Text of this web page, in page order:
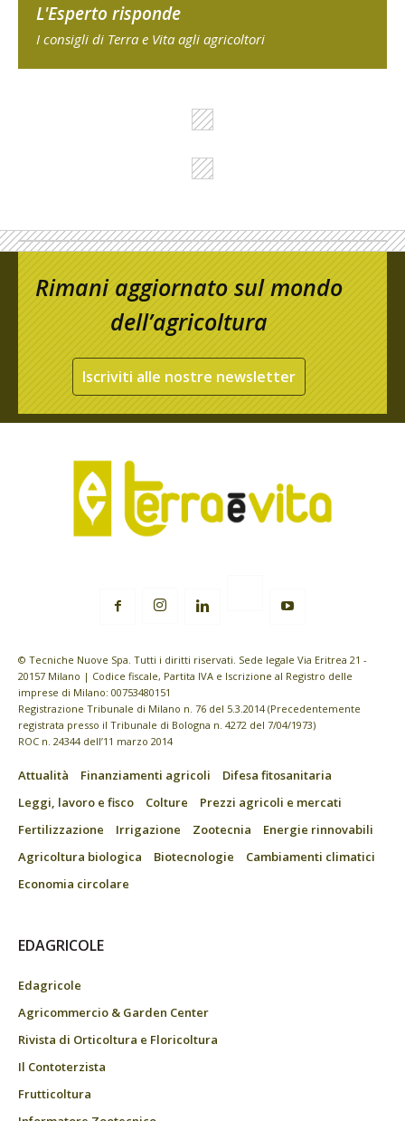
L'Esperto risponde
I consigli di Terra e Vita agli agricoltori
Rimani aggiornato sul mondo
dell’agricoltura
Iscriviti alle nostre newsletter
© Tecniche Nuove Spa. Tutti i diritti riservati. Sede legale Via Eritrea 21 -
20157 Milano | Codice fiscale, Partita IVA e Iscrizione al Registro delle
imprese di Milano: 00753480151
Registrazione Tribunale di Milano n. 76 del 5.3.2014 (Precedentemente
registrata presso il Tribunale di Bologna n. 4272 del 7/04/1973)
ROC n. 24344 dell’11 marzo 2014
Attualità Finanziamenti agricoli
Difesa fitosanitaria
Leggi, lavoro e fisco
Colture
Prezzi agricoli e mercati
Fertilizzazione
Irrigazione Zootecnia
Energie rinnovabili
Agricoltura biologica
Biotecnologie
Cambiamenti climatici
Economia circolare
EDAGRICOLE
Edagricole
Agricommercio & Garden Center
Rivista di Orticoltura e Floricoltura
Il Contoterzista
Frutticoltura